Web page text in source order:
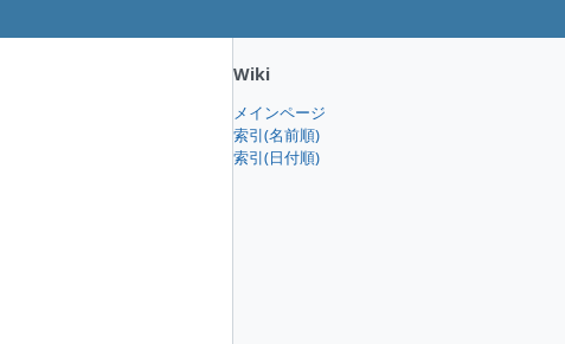
Wiki
メインページ
索引(名前順)
索引(日付順)